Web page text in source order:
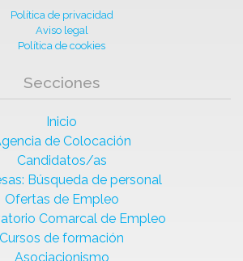
Política de privacidad
Aviso legal
Política de cookies
Secciones
Inicio
de Colocación
Candidatos/as
Búsqueda de personal
Ofertas de Empleo
Comarcal de Empleo
Cursos de formación
Asociacionismo